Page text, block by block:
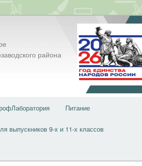
района
Питание
выпускников 9-х и 11-х классов